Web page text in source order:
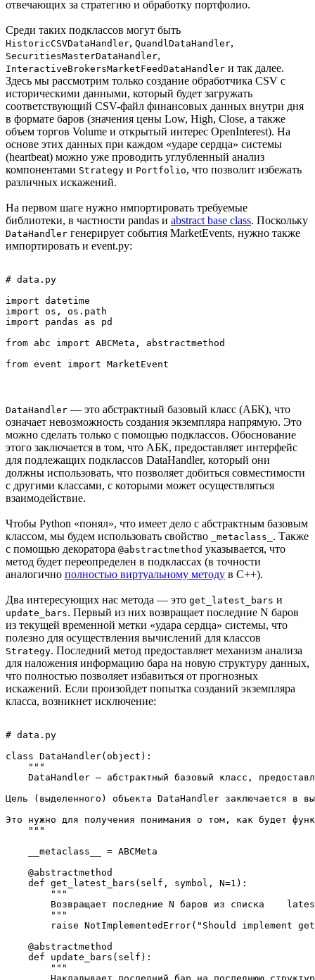
отвечающих за стратегию и обработку портфолио.
Среди таких подклассов могут быть
HistoricCSVDataHandler, QuandlDataHandler,
SecuritiesMasterDataHandler,
InteractiveBrokersMarketFeedDataHandler и так далее.
Здесь мы рассмотрим только создание обработчика CSV с
историческими данными, который будет загружать
соответствующий CSV-файл финансовых данных внутри дня
в формате баров (значения цены Low, High, Close, а также
объем торгов Volume и открытый интерес OpenInterest). На
основе этих данных при каждом «ударе сердца» системы
(heartbeat) можно уже проводить углубленный анализ
компонентами Strategy и Portfolio, что позволит избежать
различных искажений.
На первом шаге нужно импортировать требуемые
библиотеки, в частности pandas и abstract base class. Поскольку
DataHandler генерирует события MarketEvents, нужно также
импортировать и event.py:
# data.py
import datetime
import os, os.path
import pandas as pd
from abc import ABCMeta, abstractmethod
DataHandler — это абстрактный базовый класс (АБК), что
означает невозможность создания экземпляра напрямую. Это
можно сделать только с помощью подклассов. Обоснование
этого заключается в том, что АБК, предоставляет интерфейс
для подлежащих подклассов DataHandler, который они
должны использовать, что позволяет добиться совместимости
с другими классами, с которыми может осуществляться
взаимодействие.
Чтобы Python «понял», что имеет дело с абстрактным базовым
классом, мы будем использовать свойство
_metaclass_ . Также
с помощью декоратора @abstractmethod указывается, что
метод будет переопределен в подклассах (в точности
аналогично полностью виртуальному методу в C++).
Два интересующих нас метода — это get_latest_bars и
update_bars. Первый из них возвращает последние N баров
из текущей временной метки «удара сердца» системы, что
полезно для осуществления вычислений для классов
Strategy. Последний метод предоставляет механизм анализа
для наложения информацию бара на новую структуру данных,
что полностью позволяет избавиться от прогнозных
искажений. Если произойдет попытка созданий экземпляра
класса, возникнет исключение:
# data.py
class DataHandler(object):
    """
DataHandler — абстрактный базовый класс,
Цель (выделенного) объекта DataHandler заключается в
Это нужно для получения понимания о том, как будет
    """
    __metaclass__ = ABCMeta
    @abstractmethod
    def get_latest_bars(self, symbol, N=1):
        """
Возвращает последние N баров из списка
        """
raise NotImplementedError("Should implement
    @abstractmethod
    def update_bars(self):
        """